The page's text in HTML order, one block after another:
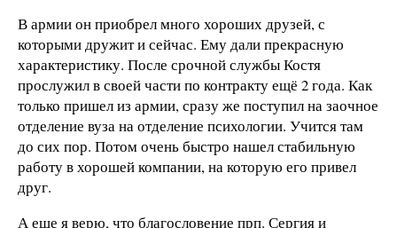
В армии он приобрел много хороших друзей, с
которыми дружит и сейчас. Ему дали прекрасную
характеристику. После срочной службы Костя
прослужил в своей части по контракту ещё 2 года. Как
только пришел из армии, сразу же поступил на заочное
отделение вуза на отделение психологии. Учится там
до сих пор. Потом очень быстро нашел стабильную
работу в хорошей компании, на которую его привел
друг.
А еще я верю, что благословение прп. Сергия и